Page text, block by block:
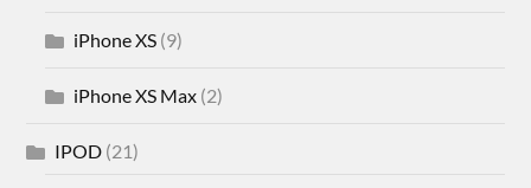
iPhone XS (9)
iPhone XS Max (2)
IPOD (21)